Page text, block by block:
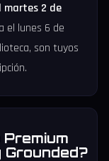
martes 2 de
el lunes 6 de
son tuyos